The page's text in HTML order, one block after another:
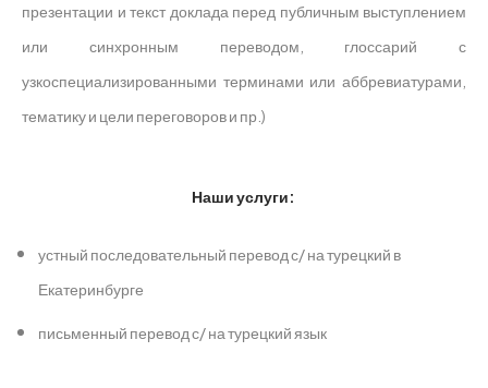
презентации и текст доклада перед публичным выступлением
или синхронным переводом, глоссарий с
узкоспециализированными терминами или аббревиатурами,
тематику и цели переговоров и пр.)
Наши услуги:
устный последовательный перевод с/ на турецкий в
Екатеринбурге
письменный перевод с/ на турецкий язык